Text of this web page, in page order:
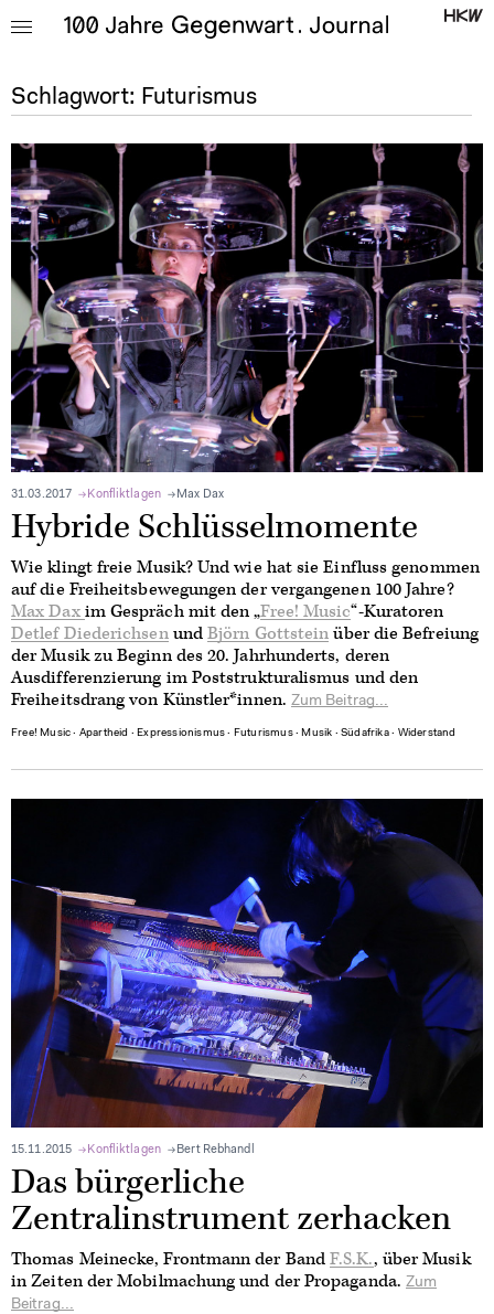
Schlagwort: Futurismus
31.03.2017 Konfliktlagen Max Dax
Hybride Schlüsselmomente
Wie klingt freie Musik? Und wie hat sie Einfluss genommen
auf die Freiheitsbewegungen der vergangenen 100 Jahre?
Max Daxim Gespräch mit den „Free! Music“-Kuratoren
Detlef DiederichsenundBjörn Gottsteinüber die Befreiung
der Musik zu Beginn des 20. Jahrhunderts, deren
Ausdifferenzierung im Poststrukturalismus und den
Freiheitsdrang von Künstler*innen. Zum Beitrag...
Free! Music ∙ Apartheid ∙ Expressionismus ∙ Futurismus∙ Musik ∙Südafrika∙ Widerstand
15.11.2015 Konfliktlagen Bert Rebhandl
Das bürgerliche
Zentralinstrument zerhacken
Thomas Meinecke, Frontmann der BandF.S.K., über Musik
in Zeiten der Mobilmachung und der Propaganda. Zum
Beitrag...